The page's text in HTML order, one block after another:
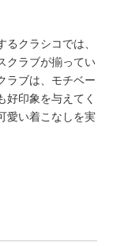
クラシコでは、
クラブが揃ってい
ラブは、モチベー
好印象を与えてく
愛い着こなしを実